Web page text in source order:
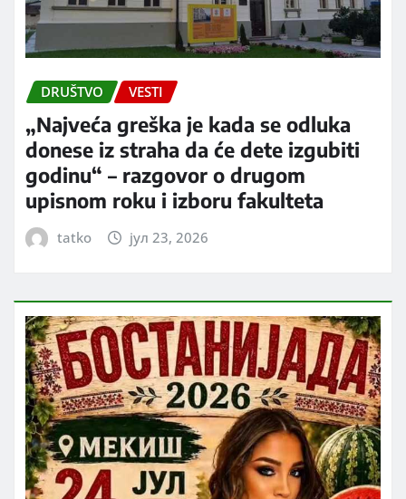
DRUŠTVO VESTI
„Najveća greška je kada se odluka
donese iz straha da će dete izgubiti
godinu“ – razgovor o drugom
upisnom roku i izboru fakulteta
tatko јул 23, 2026